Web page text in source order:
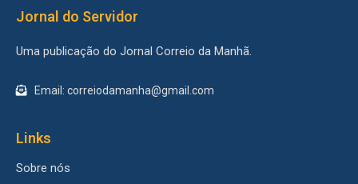
Jornal do Servidor
Uma publicação do Jornal Correio da Manhã.
Email: correiodamanha@gmail.com
Links
Sobre nós